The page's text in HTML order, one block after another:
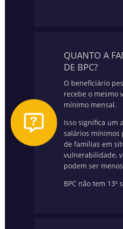
QUANTO A
DE BPC?
O beneficiário
recebe o mesmo
mínimo mensal.
Isso significa um
salários mínimos
de famílias em
vulnerabilidade,
podem ser
BPC não tem 13º